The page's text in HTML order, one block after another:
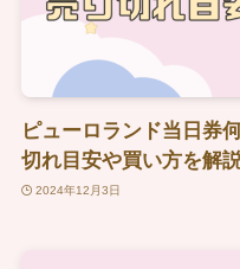
ピューロランド当日券
切れ目安や買い方を解
2024年12月3日